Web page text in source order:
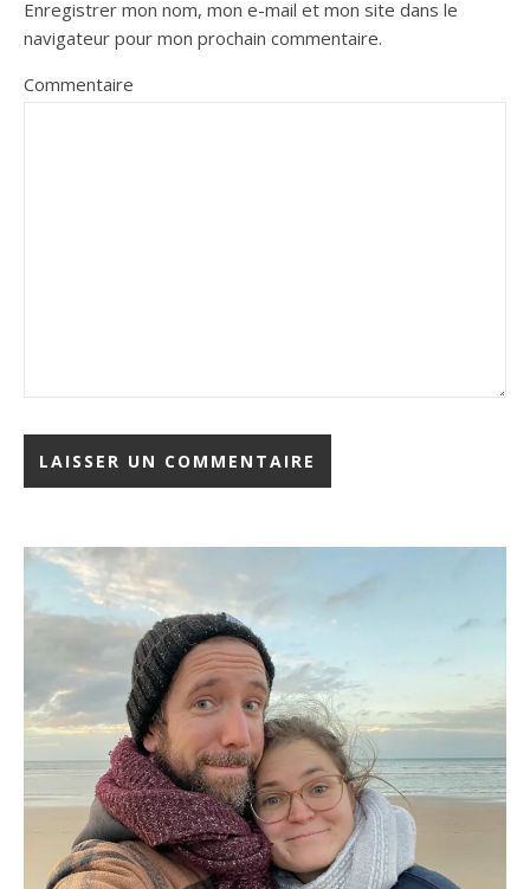
Enregistrer mon nom, mon e-mail et mon site dans le
navigateur pour mon prochain commentaire.
Commentaire